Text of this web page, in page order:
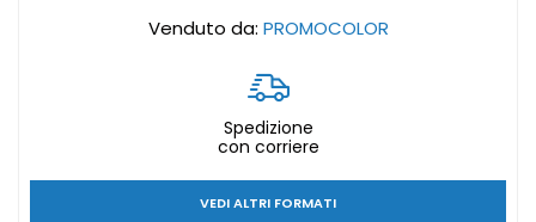
Venduto da: PROMOCOLOR
Spedizione
con corriere
VEDI ALTRI FORMATI